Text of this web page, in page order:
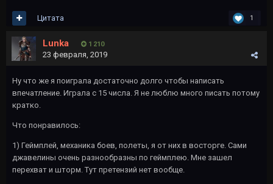
1
Цитата
Lunka 1 210
23 февраля, 2019
Ну что же я поиграла достаточно долго чтобы написать
впечатление. Играла с 15 числа. Я не люблю много писать потому
кратко.
Что понравилось:
1) Геймплей, механика боев, полеты, я от них в восторге. Сами
джавелины очень разнообразны по геймплею. Мне зашел
перехват и шторм. Тут претензий нет вообще.